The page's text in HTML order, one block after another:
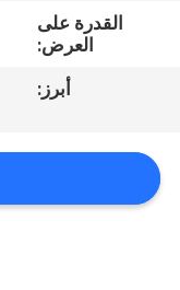
خريطة
القدرة على
العرض:
أبرز: